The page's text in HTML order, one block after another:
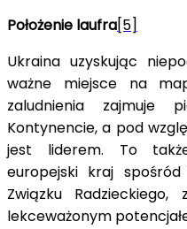
Położenie laufra[5]
Ukraina uzyskując
ważne miejsce na
zaludnienia zajmuje
Kontynencie, a pod
jest liderem. To
europejski kraj
Związku
lekceważonym